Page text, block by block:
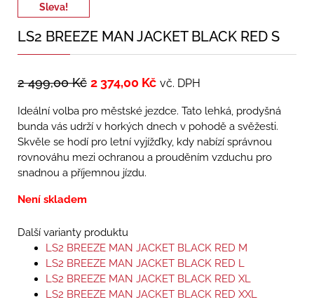
Sleva!
LS2 BREEZE MAN JACKET BLACK RED S
2 499,00Kč 2 374,00 Kč vč. DPH
Ideální volba pro městské jezdce. Tato lehká, prodyšná
bunda vás udrží v horkých dnech v pohodě a svěžesti.
Skvěle se hodí pro letní vyjížďky, kdy nabízí správnou
rovnováhu mezi ochranou a prouděním vzduchu pro
snadnou a příjemnou jízdu.
Není skladem
Další varianty produktu
LS2 BREEZE MAN JACKET BLACK RED M
LS2 BREEZE MAN JACKET BLACK RED L
LS2 BREEZE MAN JACKET BLACK RED XL
LS2 BREEZE MAN JACKET BLACK RED XXL